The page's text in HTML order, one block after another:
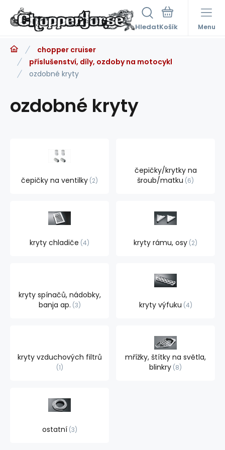
Hledat Menu
chopper cruiser
příslušenství, díly, ozdoby na motocykl
ozdobné kryty
ozdobné kryty
čepičky na ventilky 2
čepičky/krytky na
šroub/matku 6
kryty chladiče 4 kryty rámu, osy 2
kryty spínačů, nádobky,
banja ap. 3 kryty výfuku 4
kryty vzduchových filtrů
1
mřížky, štítky na světla,
blinkry 8
ostatní 3